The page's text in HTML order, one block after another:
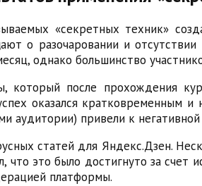
«секретных техник»
о разочаровании и
однако большинство
который после прохождения
оказался кратковременным
аудитории) привели к
статей для Яндекс.Дзен.
что это было достигнуто за
платформы.